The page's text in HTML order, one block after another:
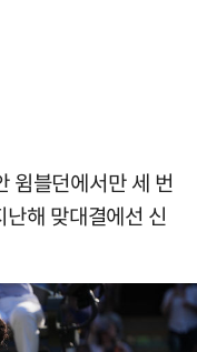
윔블던에서만 세 번
해 맞대결에선 신